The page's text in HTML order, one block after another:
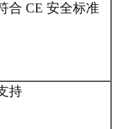
合 CE 安全标准
持